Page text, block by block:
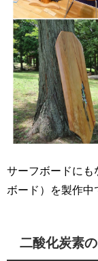
サーフボードにも
ボード）を製作中
二酸化炭素